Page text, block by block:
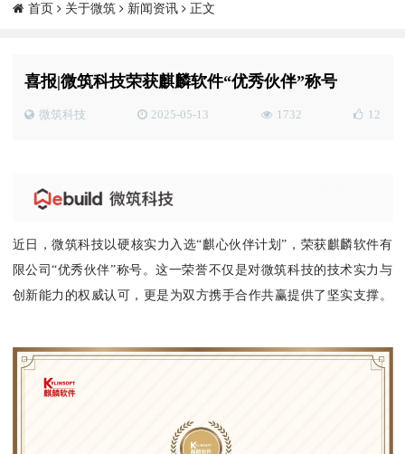
首页 关于微筑 新闻资讯 正文
喜报|微筑科技荣获麒麟软件“优秀伙伴”称号
微筑科技 2025-05-13 1732 12
近日，微筑科技以硬核实力入选“麒心伙伴计划”，荣获麒麟软件有
限公司“优秀伙伴”称号。这一荣誉不仅是对微筑科技的技术实力与
创新能力的权威认可，更是为双方携手合作共赢提供了坚实支撑。